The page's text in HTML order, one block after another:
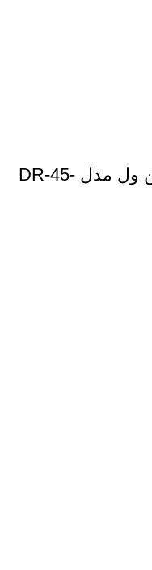
منبع تغذیه 24 ولت 2 آمپر مین ول مدل DR-45-